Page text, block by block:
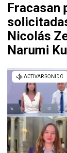
Fracasan
Nicolás
Narumi